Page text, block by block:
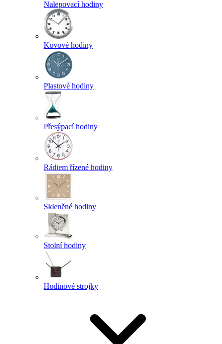
Nalepovací hodiny
Kovové hodiny
Plastové hodiny
Přesýpací hodiny
Rádiem řízené hodiny
Skleněné hodiny
Stolní hodiny
Hodinové strojky